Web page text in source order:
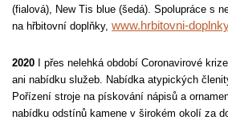
(fialová), New Tis blue (šedá). Spolupráce s
na hřbitovní doplňky, www.hrbitovni-
2020 I přes nelehká období Coronavirové
ani nabídku služeb. Nabídka atypických
Pořízení stroje na pískování nápisů a
nabídku odstínů kamene v širokém okolí za